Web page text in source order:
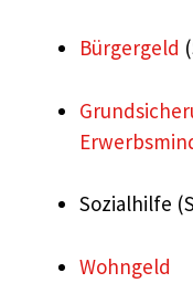
Bürgergeld
Sozialhilfe
Wohngeld